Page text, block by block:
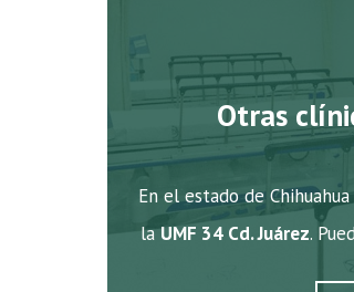
Otras
En el estado de
laUMF 34 Cd. Juárez.